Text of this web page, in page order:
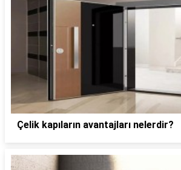
Çelik kapıların avantajları nelerdir?